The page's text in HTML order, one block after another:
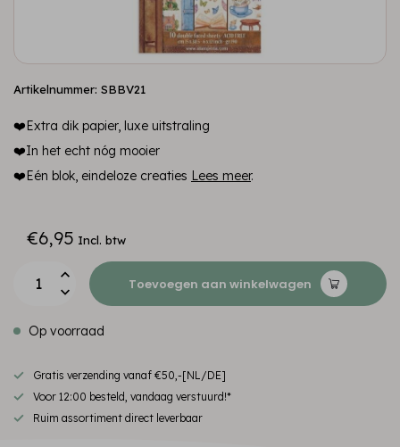
Artikelnummer: SBBV21
❤️Extra dik papier, luxe uitstraling
❤️In het echt nóg mooier
❤️Eén blok, eindeloze creaties Lees meer.
€6,95 Incl. btw
Toevoegen aan winkelwagen
Op voorraad
Gratis verzending vanaf €50,-[NL/DE]
Voor 12:00 besteld, vandaag verstuurd!*
Ruim assortiment direct leverbaar